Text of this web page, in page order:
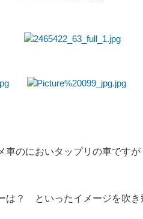
のにおいタップリの車です
？ といったイメージを吹き